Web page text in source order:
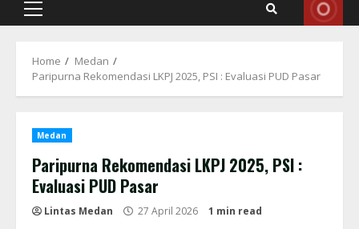
Primary
Home
Medan
Paripurna Rekomendasi LKPJ 2025, PSI : Evaluasi PUD Pasar
Medan
Paripurna Rekomendasi LKPJ 2025, PSI :
Evaluasi PUD Pasar
Lintas Medan 27 April 2026 1 min read